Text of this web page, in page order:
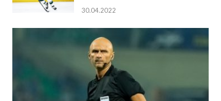
30.04.2022